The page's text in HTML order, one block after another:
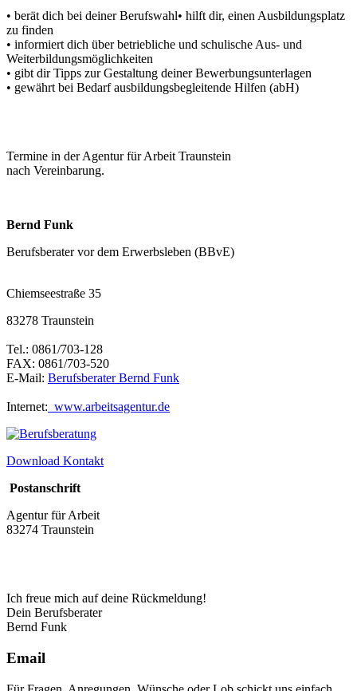
• berät dich bei deiner Berufswahl• hilft dir, einen Ausbildungsplatz
zu finden
• informiert dich über betriebliche und schulische Aus- und
Weiterbildungsmöglichkeiten
• gibt dir Tipps zur Gestaltung deiner Bewerbungsunterlagen
• gewährt bei Bedarf ausbildungsbegleitende Hilfen (abH)
Termine in der Agentur für Arbeit Traunstein
nach Vereinbarung.
Bernd Funk
Berufsberater vor dem Erwerbsleben (BBvE)
Chiemseestraße 35
83278 Traunstein
Tel.: 0861/703-128
FAX: 0861/703-520
E-Mail: Berufsberater Bernd Funk
Internet: www.arbeitsagentur.de
Download Kontakt
Postanschrift
Agentur für Arbeit
83274 Traunstein
Ich freue mich auf deine Rückmeldung!
Dein Berufsberater
Bernd Funk
Email